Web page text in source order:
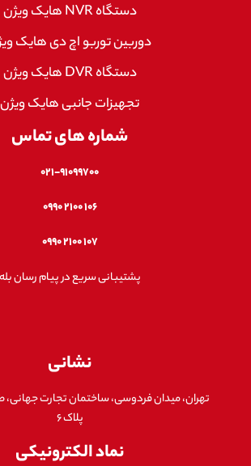
دستگاه NVR هایک ویژن
دوربین توربو اچ دی هایک
دستگاه DVR هایک ویژن
تجهیزات جانبی هایک ویژن
شماره های تماس
۰۲۱-۹۱۰۹۹۷۰۰
۱۰۶ ۲۱۰۰ ۰۹۹۰
۱۰۷ ۲۱۰۰ ۰۹۹۰
پشتیبانی سریع در پیام رسان بله
نشانی
تهران، میدان فردوسی، ساختمان تجارت
پلاک ۶
نماد الکترونیکی